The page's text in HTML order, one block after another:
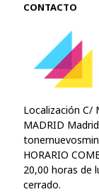
CONTACTO
Localización C/
MADRID
HORARIO
20,00 horas de
cerrado.